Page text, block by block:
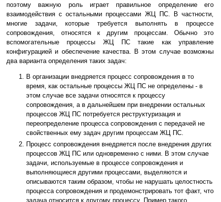
поэтому важную роль играет правильное определение его
взаимодействия с остальными процессами ЖЦ ПС. В частности,
многие задачи, которые требуется выполнять в процессе
сопровождения, относятся к другим процессам. Обычно это
вспомогательные процессы ЖЦ ПС такие как управление
конфигурацией и обеспечение качества. В этом случае возможны
два варианта определения таких задач:
В организации внедряется процесс сопровождения в то
время, как остальные процессы ЖЦ ПС не определены - в
этом случае все задачи относятся к процессу
сопровождения, а в дальнейшем при внедрении остальных
процессов ЖЦ ПС потребуется реструктуризация и
переопределение процесса сопровождения с передачей не
свойственных ему задач другим процессам ЖЦ ПС.
Процесс сопровождения внедряется после внедрения других
процессов ЖЦ ПС или одновременно с ними. В этом случае
задачи, используемые в процессе сопровождения и
выполняющиеся другими процессами, выделяются и
описываются таким образом, чтобы не нарушать целостность
процесса сопровождения и продемонстрировать тот факт, что
задача относится к другому процессу. Пример такого